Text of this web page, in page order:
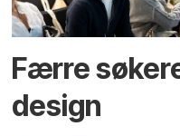
Færre
design